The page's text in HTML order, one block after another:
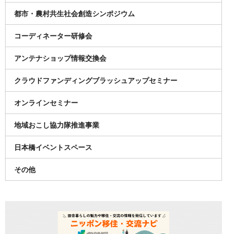
都市・農村共生社会創造シンポジウム
コーディネーター研修会
アンテナショップ情報交換会
クラウドファンディングブラッシュアップセミナー
オンラインセミナー
地域おこし協力隊推進事業
日本橋イベントスペース
その他